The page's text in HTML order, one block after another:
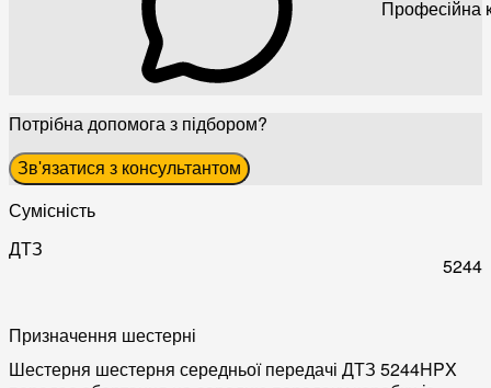
Професійна
Потрібна допомога з підбором?
Зв'язатися з консультантом
Сумісність
ДТЗ
5244
Призначення шестерні
Шестерня шестерня середньої передачі ДТЗ 5244HPX